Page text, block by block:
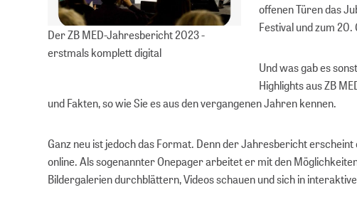
Der ZB MED-Jahresbericht 2023 -
erstmals komplett digital
offenen Türen das
Festival und zum 20.
Und was gab es
Highlights aus ZB
und Fakten, so wie Sie es aus den vergangenen Jahren kennen.
Ganz neu ist jedoch das Format. Denn der Jahresbericht
online. Als sogenannter Onepager arbeitet er mit den
Bildergalerien durchblättern, Videos schauen und sich in